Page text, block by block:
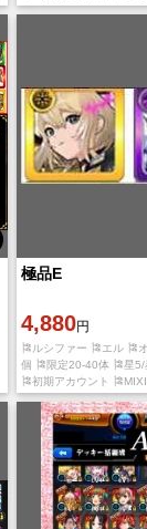
⭐★5・★6キャラ合計
極品E
4,880円
🎏ルシファー 🎏エル 🎏
個 🎏限定20-40体 🎏星
🎏初期アカウント
継ぎの際の注意 チュー
った、引き継ぎに